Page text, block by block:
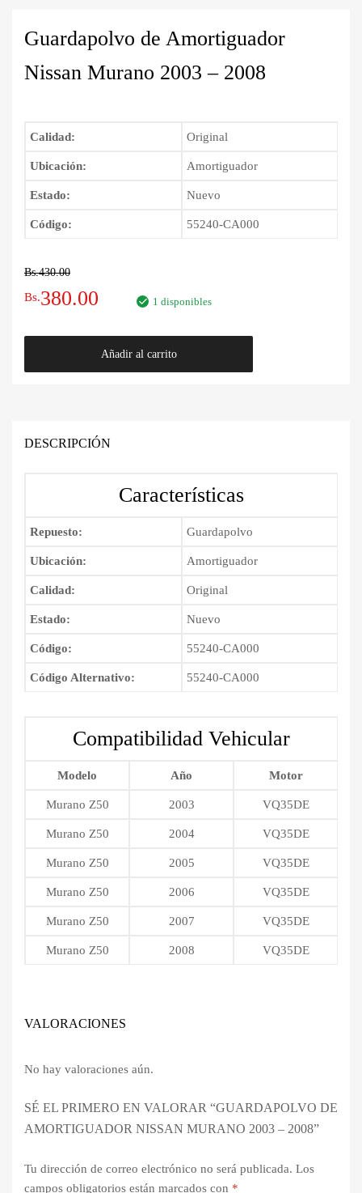
Guardapolvo de Amortiguador
Nissan Murano 2003 – 2008
Calidad: Original
Ubicación: Amortiguador
Estado: Nuevo
Código: 55240-CA000
Bs.430.00
El
precio
original
Bs.430.00.
Bs.380.00
precio
actual
Bs.380.00.
1 disponibles
2003
Añadir al carrito
DESCRIPCIÓN
Características
Repuesto: Guardapolvo
Ubicación: Amortiguador
Calidad: Original
Estado: Nuevo
Código: 55240-CA000
Código Alternativo: 55240-CA000
Compatibilidad Vehicular
Modelo Año Motor
Murano Z50 2003 VQ35DE
Murano Z50 2004 VQ35DE
Murano Z50 2005 VQ35DE
Murano Z50 2006 VQ35DE
Murano Z50 2007 VQ35DE
Murano Z50 2008 VQ35DE
VALORACIONES
No hay valoraciones aún.
SÉ EL PRIMERO EN VALORAR “GUARDAPOLVO DE
AMORTIGUADOR NISSAN MURANO 2003 – 2008”
Tu dirección de correo electrónico no será publicada. Los
campos obligatorios están marcados con *